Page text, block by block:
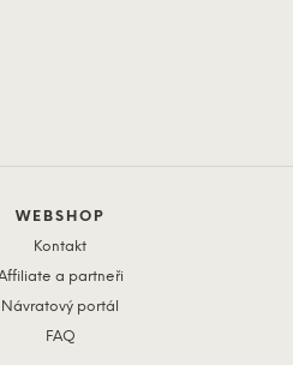
WEBSHOP
Kontakt
a partneři
Návratový portál
FAQ